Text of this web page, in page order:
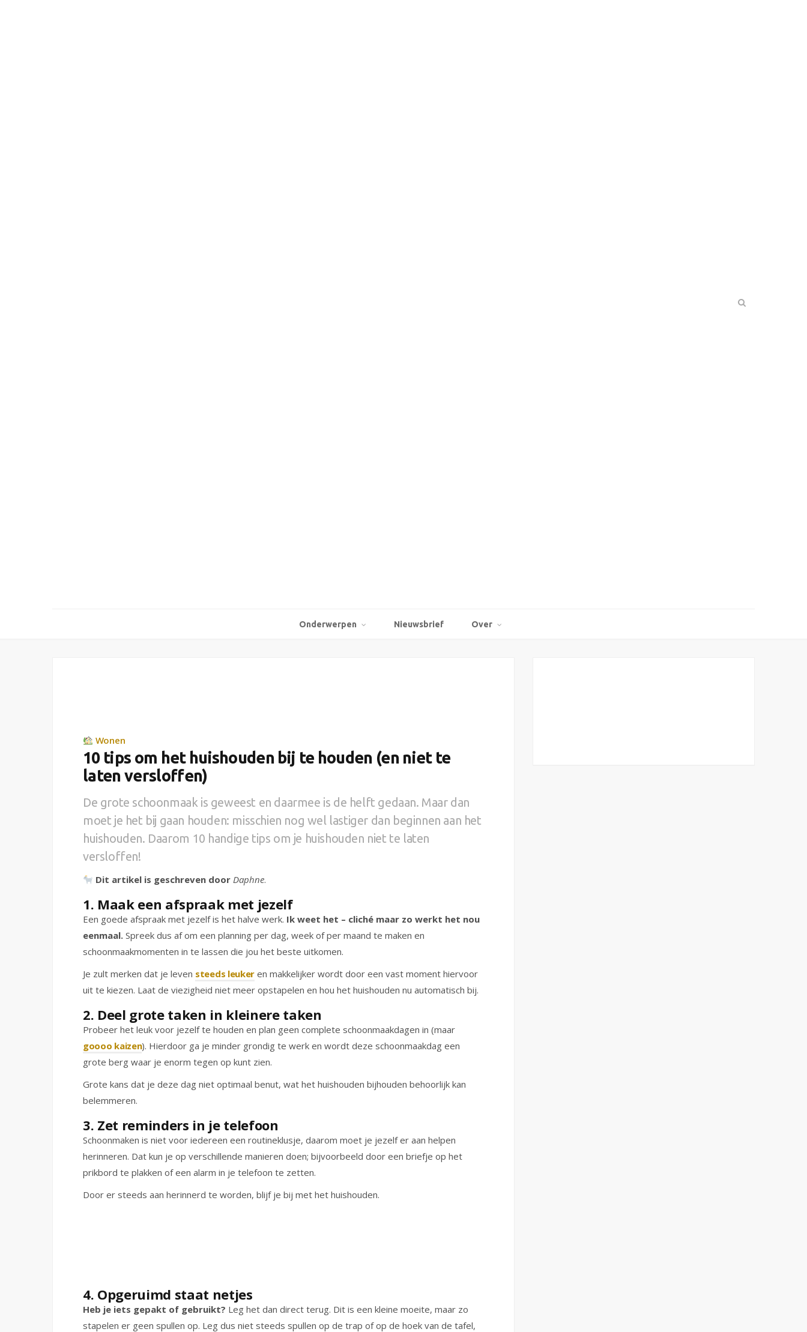
Onderwerpen Nieuwsbrief Over
Wonen
10 tips om het huishouden bij te houden (en niet te
laten versloffen)
De grote schoonmaak is geweest en daarmee is de helft gedaan. Maar dan
moet je het bij gaan houden: misschien nog wel lastiger dan beginnen aan het
huishouden. Daarom 10 handige tips om je huishouden niet te laten
versloffen!
Dit artikel is geschreven door Daphne.
1. Maak een afspraak met jezelf
Een goede afspraak met jezelf is het halve werk. Ik weet het – cliché maar zo werkt het nou
eenmaal. Spreek dus af om een planning per dag, week of per maand te maken en
schoonmaakmomenten in te lassen die jou het beste uitkomen.
Je zult merken dat je leven steeds leuker en makkelijker wordt door een vast moment hiervoor
uit te kiezen. Laat de viezigheid niet meer opstapelen en hou het huishouden nu automatisch bij.
2. Deel grote taken in kleinere taken
Probeer het leuk voor jezelf te houden en plan geen complete schoonmaakdagen in (maar
goooo kaizen). Hierdoor ga je minder grondig te werk en wordt deze schoonmaakdag een
grote berg waar je enorm tegen op kunt zien.
Grote kans dat je deze dag niet optimaal benut, wat het huishouden bijhouden behoorlijk kan
belemmeren.
3. Zet reminders in je telefoon
Schoonmaken is niet voor iedereen een routineklusje, daarom moet je jezelf er aan helpen
herinneren. Dat kun je op verschillende manieren doen; bijvoorbeeld door een briefje op het
prikbord te plakken of een alarm in je telefoon te zetten.
Door er steeds aan herinnerd te worden, blijf je bij met het huishouden.
4. Opgeruimd staat netjes
Heb je iets gepakt of gebruikt? Leg het dan direct terug. Dit is een kleine moeite, maar zo
stapelen er geen spullen op. Leg dus niet steeds spullen op de trap of op de hoek van de tafel,